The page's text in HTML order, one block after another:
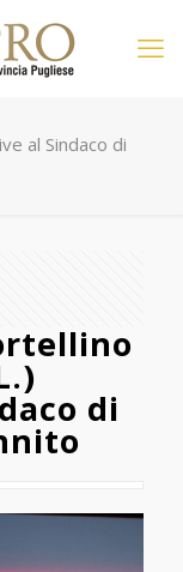
al Sindaco di
di